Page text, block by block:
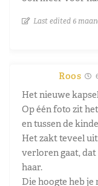
Last edited 6
Roos
Het nieuwe
Op één foto zit
en tussen de
Het zakt teveel
verloren gaat,
haar.
Die hoogte heb je